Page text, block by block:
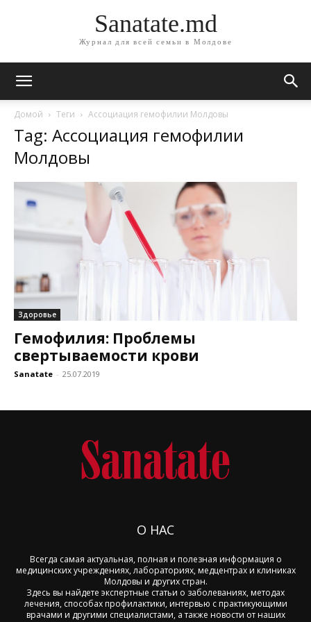
Sanatate.md
Журнал для всей семьи в Молдове
Домой Теги Ассоциация гемофилии Молдовы
Tag: Ассоциация гемофилии
Молдовы
Здоровье
Гемофилия: Проблемы
свертываемости крови
Sanatate - 25.07.2019
О НАС
Всегда самая актуальная, полная и полезная информация о
медицинских учреждениях, лабораториях, медцентрах и клиниках
Молдовы и других стран.
Здесь вы найдете экспертные статьи о заболеваниях, методах
лечения, способах профилактики, интервью с практикующими
врачами и другими специалистами, а также новости от наших